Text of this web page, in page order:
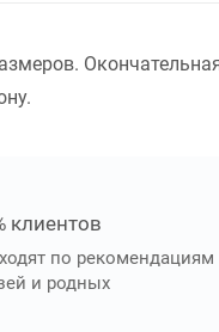
клиентов
по рекомендациям
и родных